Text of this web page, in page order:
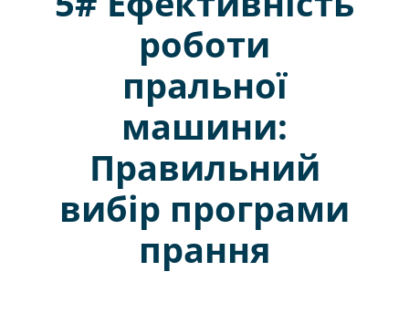
роботи
пральної
машини:
Правильний
вибір програми
прання